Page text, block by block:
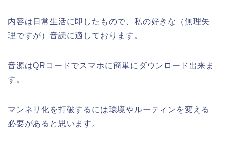
内容は日常生活に即したもので、私の好きな（無理矢
理ですが）音読に適しております。
音源はQRコードでスマホに簡単にダウンロード出来ま
す。
マンネリ化を打破するには環境やルーティンを変える
必要があると思います。